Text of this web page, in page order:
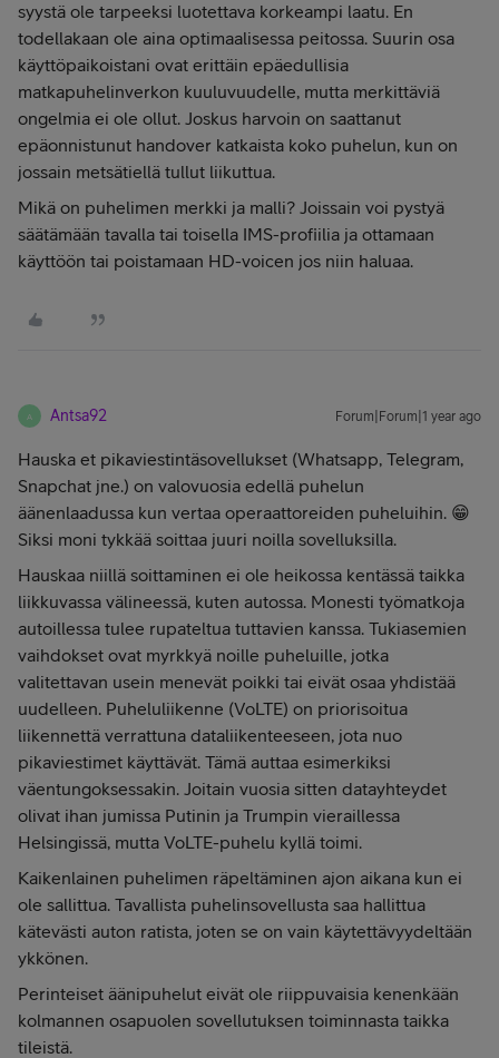
syystä ole tarpeeksi luotettava korkeampi laatu. En
todellakaan ole aina optimaalisessa peitossa. Suurin osa
käyttöpaikoistani ovat erittäin epäedullisia
matkapuhelinverkon kuuluvuudelle, mutta merkittäviä
ongelmia ei ole ollut. Joskus harvoin on saattanut
epäonnistunut handover katkaista koko puhelun, kun on
jossain metsätiellä tullut liikuttua.
Mikä on puhelimen merkki ja malli? Joissain voi pystyä
säätämään tavalla tai toisella IMS-profiilia ja ottamaan
käyttöön tai poistamaan HD-voicen jos niin haluaa.
A Antsa92 Forum|Forum|1 year ago
Hauska et pikaviestintäsovellukset (Whatsapp, Telegram,
Snapchat jne.) on valovuosia edellä puhelun
äänenlaadussa kun vertaa operaattoreiden puheluihin. 😁
Siksi moni tykkää soittaa juuri noilla sovelluksilla.
Hauskaa niillä soittaminen ei ole heikossa kentässä taikka
liikkuvassa välineessä, kuten autossa. Monesti työmatkoja
autoillessa tulee rupateltua tuttavien kanssa. Tukiasemien
vaihdokset ovat myrkkyä noille puheluille, jotka
valitettavan usein menevät poikki tai eivät osaa yhdistää
uudelleen. Puheluliikenne (VoLTE) on priorisoitua
liikennettä verrattuna dataliikenteeseen, jota nuo
pikaviestimet käyttävät. Tämä auttaa esimerkiksi
väentungoksessakin. Joitain vuosia sitten datayhteydet
olivat ihan jumissa Putinin ja Trumpin vieraillessa
Helsingissä, mutta VoLTE-puhelu kyllä toimi.
Kaikenlainen puhelimen räpeltäminen ajon aikana kun ei
ole sallittua. Tavallista puhelinsovellusta saa hallittua
kätevästi auton ratista, joten se on vain käytettävyydeltään
ykkönen.
Perinteiset äänipuhelut eivät ole riippuvaisia kenenkään
kolmannen osapuolen sovellutuksen toiminnasta taikka
tileistä.